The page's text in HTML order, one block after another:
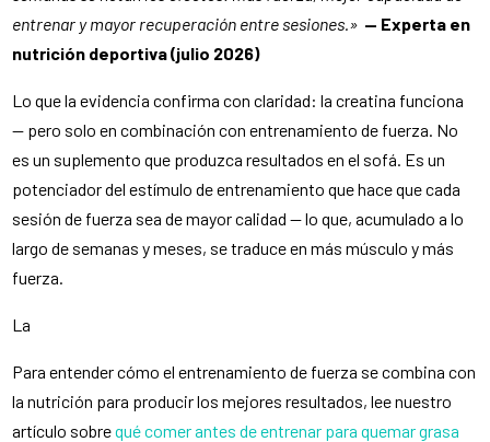
entrenar y mayor recuperación entre sesiones.» — Experta en
nutrición deportiva (julio 2026)
Lo que la evidencia confirma con claridad: la creatina funciona
— pero solo en combinación con entrenamiento de fuerza. No
es un suplemento que produzca resultados en el sofá. Es un
potenciador del estímulo de entrenamiento que hace que cada
sesión de fuerza sea de mayor calidad — lo que, acumulado a lo
largo de semanas y meses, se traduce en más músculo y más
fuerza.
La
Para entender cómo el entrenamiento de fuerza se combina con
la nutrición para producir los mejores resultados, lee nuestro
artículo sobrequé comer antes de entrenar para quemar grasa